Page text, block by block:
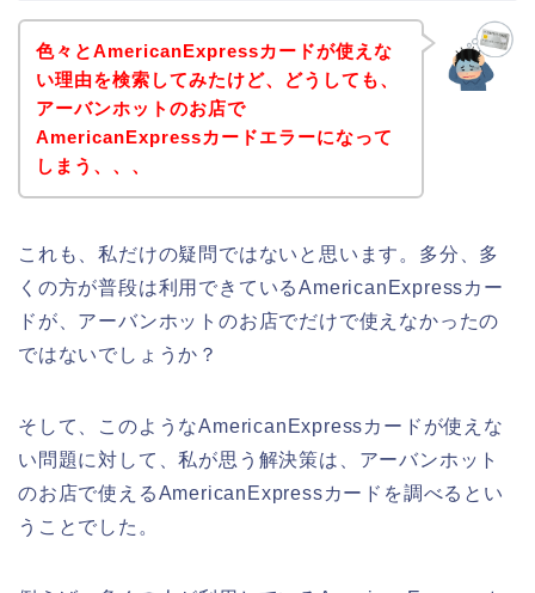
色々とAmericanExpressカードが使えな
い理由を検索してみたけど、どうしても、
アーバンホットのお店で
AmericanExpressカードエラーになって
しまう、、、
これも、私だけの疑問ではないと思います。多分、多
くの方が普段は利用できているAmericanExpressカー
ドが、アーバンホットのお店でだけで使えなかったの
ではないでしょうか？
そして、このようなAmericanExpressカードが使えな
い問題に対して、私が思う解決策は、アーバンホット
のお店で使えるAmericanExpressカードを調べるとい
うことでした。